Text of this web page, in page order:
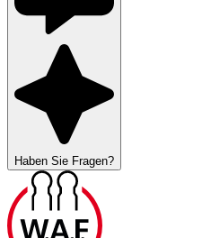
Haben Sie Fragen?